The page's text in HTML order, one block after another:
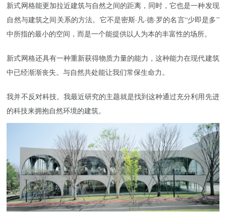
新式网格能更加拉近建筑与自然之间的距离，同时，它也是一种发现
自然与建筑之间关系的方法。它不是密斯·凡·德·罗的名言“少即是多”
中所指的最小的空间，而是一个能提供以人为本的丰富性的场所。
新式网格还具有一种重新获得物质力量的能力，这种能力在现代建筑
中已经渐渐丧失。与自然共处能让我们常保生命力。
我并不反对科技。我最近研究的主题就是找到这种通过充分利用先进
的科技来拥抱自然环境的建筑。